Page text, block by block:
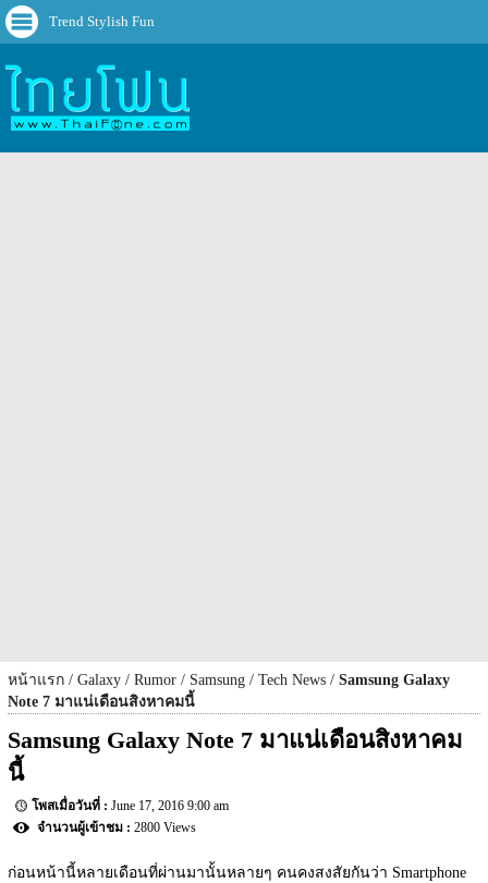
Trend Stylish Fun
หน้าแรก Galaxy Rumor Samsung Tech News
Samsung Galaxy
Note 7 มาแน่เดือนสิงหาคมนี้
Samsung Galaxy Note 7 มาแน่เดือนสิงหาคม
นี้
June 17, 2016 9:00 am
2800 Views
ก่อนหน้านี้หลายเดือนที่ผ่านมานั้นหลายๆ คนคงสงสัยกันว่า Smartphone